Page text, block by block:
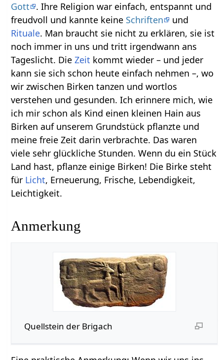
Gott
. Ihre Religion war einfach, entspannt und
freudvoll und kannte keine Schriften
und
Rituale. Man braucht sie nicht zu erklären, sie ist
noch immer in uns und tritt irgendwann ans
Tageslicht. DieZeit kommt wieder – und jeder
kann sie sich schon heute einfach nehmen –, wo
wir zwischen Birken tanzen und wortlos
verstehen und gesunden. Ich erinnere mich, wie
ich mir schon als Kind einen kleinen Hain aus
Birken auf unserem Grundstück pflanzte und
meine freie Zeit darin verbrachte. Das waren
viele sehr glückliche Stunden. Wenn du ein Stück
Land hast, pflanze einige Birken! Die Birke steht
für Licht, Erneuerung, Frische, Lebendigkeit,
Leichtigkeit.
Anmerkung
Quellstein der Brigach